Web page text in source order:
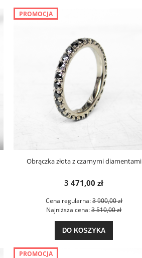
Obrączka złota z czarnymi diamentami
3 471,00 zł
Cena regularna:3 900,00 zł
Najniższa cena:3 510,00 zł
DO KOSZYKA
PROMOCJA
PROMOCJA